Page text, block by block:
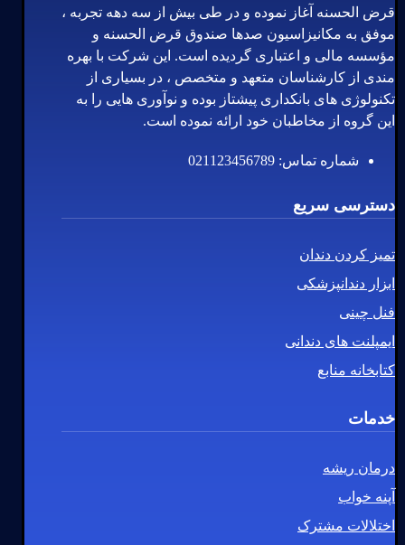
قرض الحسنه آغاز نموده و در طی بیش از سه دهه تجربه ،
موفق به مکانیزاسیون صدها صندوق قرض الحسنه و
مؤسسه مالی و اعتباری گردیده است. این شرکت با بهره
مندی از کارشناسان متعهد و متخصص ، در بسیاری از
تکنولوژی های بانکداری پیشتاز بوده و نوآوری هایی را به
این گروه از مخاطبان خود ارائه نموده است.
شماره تماس: 021123456789
دسترسی سریع
تمیز کردن دندان
ابزار دندانپزشکی
فنل چینی
ایمپلنت های دندانی
کتابخانه منابع
خدمات
درمان ریشه
آپنه خواب
اختلالات مشترک